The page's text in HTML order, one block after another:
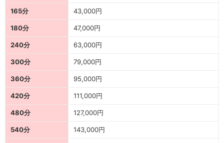
165分 43,000円
180分 47,000円
240分 63,000円
300分 79,000円
360分 95,000円
420分 111,000円
480分 127,000円
540分 143,000円